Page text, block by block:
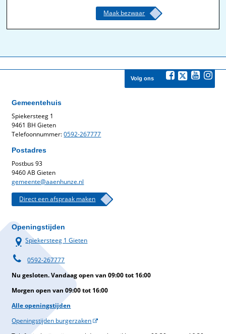
Maak bezwaar
Volg ons
Gemeentehuis
Spiekersteeg 1
9461 BH Gieten
Telefoonnummer:0592-267777
Postadres
Postbus 93
9460 AB Gieten
gemeente@aaenhunze.nl
Direct een afspraak maken
Openingstijden
Spiekersteeg 1 Gieten
0592-267777
Nu gesloten. Vandaag open van 09:00 tot 16:00
Morgen open van 09:00 tot 16:00
Alle openingstijden
Openingstijden burgerzaken